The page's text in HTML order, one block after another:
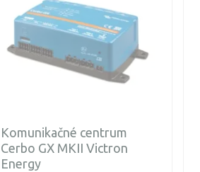
Komunikačné centrum
Cerbo GX MKII Victron
Energy